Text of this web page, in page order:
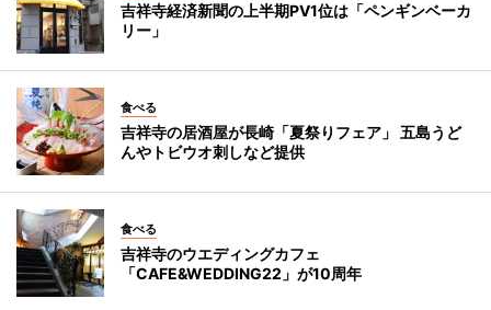
吉祥寺経済新聞の上半期PV1位は「ペンギンベーカ
リー」
食べる
吉祥寺の居酒屋が長崎「夏祭りフェア」 五島うど
んやトビウオ刺しなど提供
食べる
吉祥寺のウエディングカフェ
「CAFE&WEDDING22」が10周年